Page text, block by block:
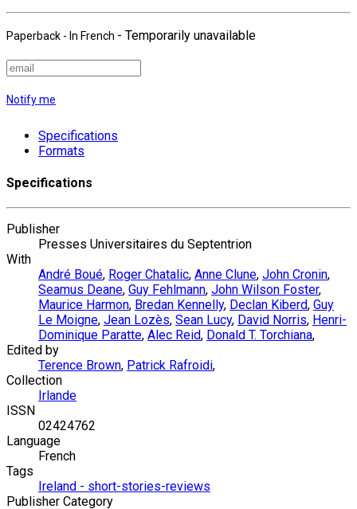
Paperback - In French - Temporarily unavailable
Notify me
Specifications
Formats
Specifications
Publisher
Presses Universitaires du Septentrion
With
André Boué, Roger Chatalic, Anne Clune, John Cronin,
Seamus Deane, Guy Fehlmann, John Wilson Foster,
Maurice Harmon, Bredan Kennelly, Declan Kiberd, Guy
Le Moigne, Jean Lozès, Sean Lucy, David Norris, Henri-
Dominique Paratte, Alec Reid, Donald T. Torchiana,
Edited by
Terence Brown, Patrick Rafroidi,
Collection
Irlande
ISSN
02424762
Language
French
Tags
Ireland - short-stories-reviews
Publisher Category